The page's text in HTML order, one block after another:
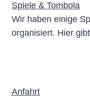
Spiele & Tombola
Wir haben einige
organisiert. Hier
Anfahrt